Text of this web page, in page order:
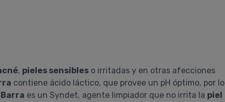
, pieles sensibles o irritadas y en otras afecciones
contiene ácido láctico, que provee un pH óptimo, por lo
es un Syndet, agente limpiador que no irrita la piel